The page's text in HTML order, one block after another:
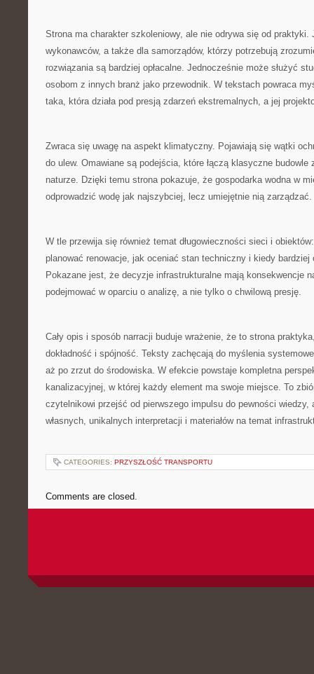
Strona ma charakter szkoleniowy, ale nie odrywa się od praktyki.
wykonawców, a także dla samorządów, którzy potrzebują
rozwiązania są bardziej opłacalne. Jednocześnie może służyć
osobom z innych branż jako przewodnik. W tekstach powraca
taka, która działa pod presją zdarzeń ekstremalnych, a jej
Zwraca się uwagę na aspekt klimatyczny. Pojawiają się wątki
do ulew. Omawiane są podejścia, które łączą klasyczne budowle
naturze. Dzięki temu strona pokazuje, że gospodarka wodna w
odprowadzić wodę jak najszybciej, lecz umiejętnie nią zarządzać.
W tle przewija się również temat długowieczności sieci i
planować renowacje, jak oceniać stan techniczny i kiedy bardziej
Pokazane jest, że decyzje infrastrukturalne mają konsekwencje
podejmować w oparciu o analizę, a nie tylko o chwilową presję.
Cały opis i sposób narracji buduje wrażenie, że to strona
dokładność i spójność. Teksty zachęcają do myślenia
aż po zrzut do środowiska. W efekcie powstaje kompletna
kanalizacyjnej, w której każdy element ma swoje miejsce. To
czytelnikowi przejść od pierwszego impulsu do pewności wiedzy,
własnych, unikalnych interpretacji i materiałów na temat
CATEGORIES: PRZYSZŁOŚĆ TRANSPORTU
Comments are closed.